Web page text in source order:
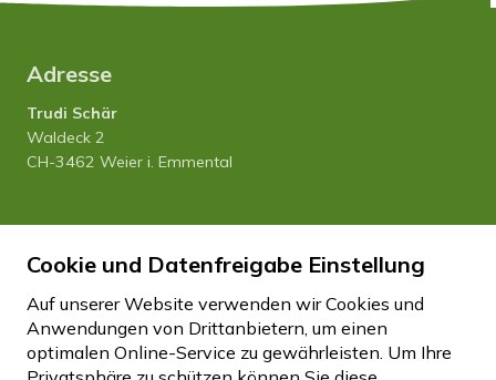
Adresse
Trudi Schär
Waldeck 2
CH-3462 Weier i. Emmental
Natel 079 458 27 20
Impressum Datenschutz Disclaimer
Cookie und Datenfreigabe Einstellung
Auf unserer Website verwenden wir Cookies und
Anwendungen von Drittanbietern, um einen
optimalen Online-Service zu gewährleisten. Um Ihre